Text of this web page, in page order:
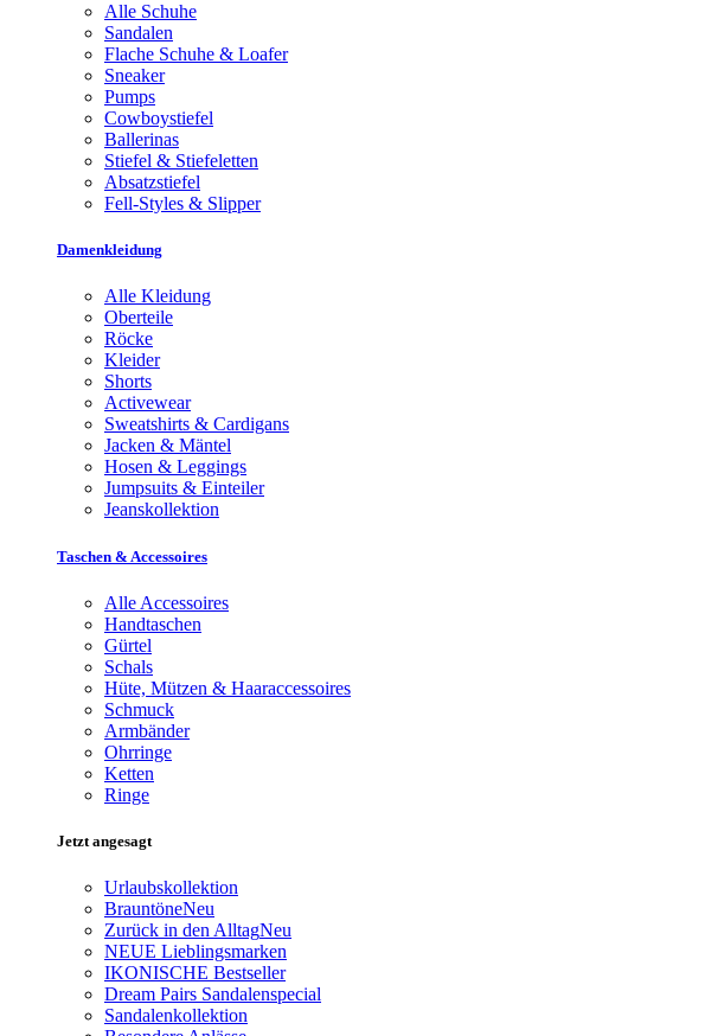
Alle Schuhe
Sandalen
Flache Schuhe & Loafer
Sneaker
Pumps
Cowboystiefel
Ballerinas
Stiefel & Stiefeletten
Absatzstiefel
Fell-Styles & Slipper
Damenkleidung
Alle Kleidung
Oberteile
Röcke
Kleider
Shorts
Activewear
Sweatshirts & Cardigans
Jacken & Mäntel
Hosen & Leggings
Jumpsuits & Einteiler
Jeanskollektion
Taschen & Accessoires
Alle Accessoires
Handtaschen
Gürtel
Schals
Hüte, Mützen & Haaraccessoires
Schmuck
Armbänder
Ohrringe
Ketten
Ringe
Jetzt angesagt
Urlaubskollektion
BrauntöneNeu
Zurück in den AlltagNeu
NEUE Lieblingsmarken
IKONISCHE Bestseller
Dream Pairs Sandalenspecial
Sandalenkollektion